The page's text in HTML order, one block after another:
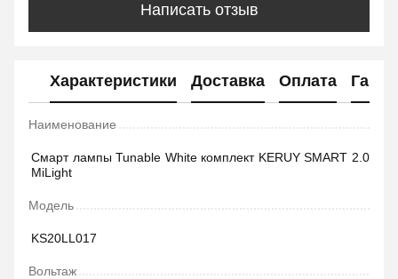
Написать отзыв
Характеристики Доставка Оплата
Наименование
Смарт лампы Tunable White комплект KERUY SMART 2.0
MiLight
Модель
KS20LL017
Вольтаж